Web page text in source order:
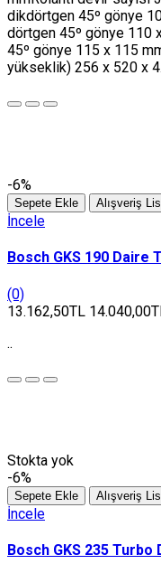
dikdörtgen 45º gönye
dörtgen 45º gönye 110
45º gönye 115 x 115
yükseklik) 256 x 520 x
-6%
Sepete Ekle Alışveriş
İncele
Bosch GKS 190 Daire
(0)
13.162,50TL
..
Stokta yok
-6%
Sepete Ekle Alışveriş
İncele
Bosch GKS 235